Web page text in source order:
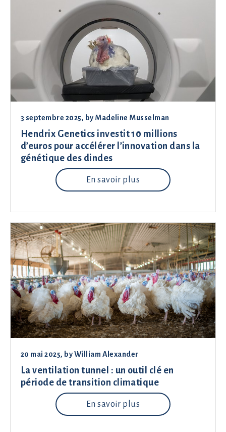
3 septembre 2025, by Madeline Musselman
Hendrix Genetics investit 10 millions
d’euros pour accélérer l’innovation dans la
génétique des dindes
En savoir plus
20 mai 2025, byWilliam Alexander
La ventilation tunnel : un outil clé en
période de transition climatique
En savoir plus